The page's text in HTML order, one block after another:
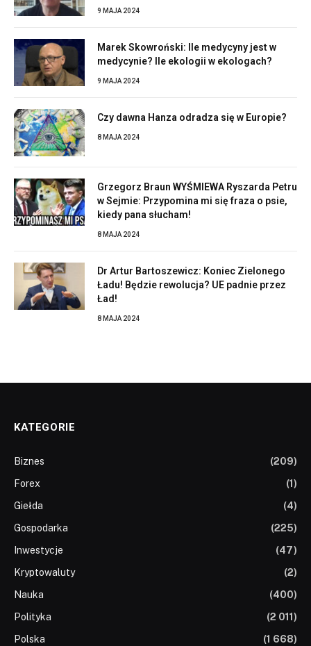
9 MAJA 2024
Marek Skowroński: Ile medycyny jest w
medycynie? Ile ekologii w ekologach?
9 MAJA 2024
Czy dawna Hanza odradza się w Europie?
8 MAJA 2024
Grzegorz Braun WYŚMIEWA Ryszarda Petru
w Sejmie: Przypomina mi się fraza o psie,
kiedy pana słucham!
8 MAJA 2024
Dr Artur Bartoszewicz: Koniec Zielonego
Ładu! Będzie rewolucja? UE padnie przez
Ład!
8 MAJA 2024
KATEGORIE
Biznes
(209)
Forex
(1)
Giełda
(4)
Gospodarka
(225)
Inwestycje
(47)
Kryptowaluty
(2)
Nauka
(400)
Polityka
(2 011)
Polska
(1 668)